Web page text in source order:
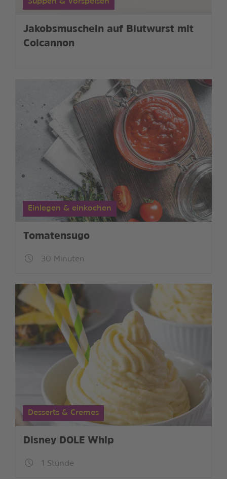
Jakobsmuscheln auf Blutwurst mit
Colcannon
Einlegen & einkochen
Tomatensugo
30 Minuten
Desserts & Cremes
Disney DOLE Whip
1 Stunde